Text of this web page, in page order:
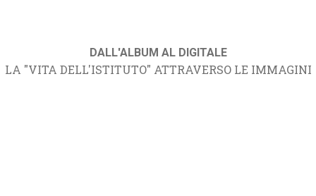
DALL'ALBUM AL DIGITALE
LA "VITA DELL'ISTITUTO" ATTRAVERSO LE IMMAGINI